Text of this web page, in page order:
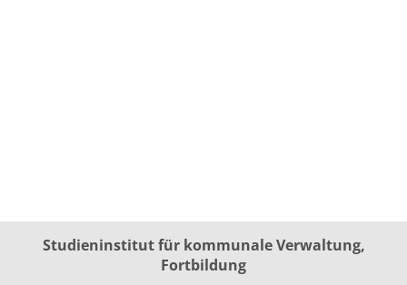
Studieninstitut für kommunale Verwaltung,
Fortbildung